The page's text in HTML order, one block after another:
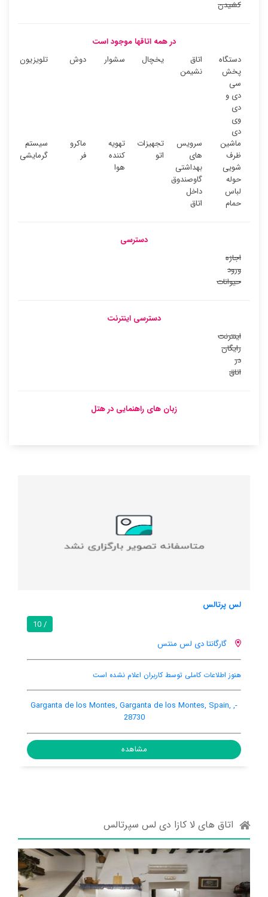
کشیدن
در همه اتاقها موجود است
دستگاه
پخش
سی
دی و
دی
وی
دی
اتاق
نشیمن
یخچال سشوار دوش تلویزیون
ماشین
ظرف
شویی
سرویس
های
بهداشتی
تجهیزات
اتو
تهویه
کننده
هوا
ماکرو
فر
سیستم
گرمایشی
حوله
لباس
حمام
گاوصندوق
داخل
اتاق
دسترسی
اجازه
ورود
حیوانات
دسترسی اینترنت
اینترنت
رایگان
در
اتاق
زبان های راهنمایی در هتل
هتل رارال ال وال
7.7 / 10
راسافریا
پارکینگ ماشین اینترنت رایگان در اتاق
Avenida del Valle, 39, Rascafria, Rascafria, Spain, 28740
مشاهده
اتاق های لا کازا دی لس سپرتالس